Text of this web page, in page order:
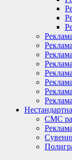
СМС